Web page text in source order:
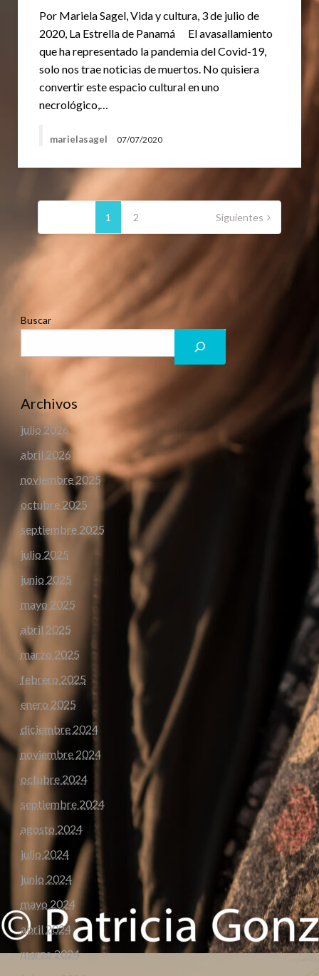
Por Mariela Sagel, Vida y cultura, 3 de julio de
2020, La Estrella de Panamá El avasallamiento
que ha representado la pandemia del Covid-19,
solo nos trae noticias de muertos. No quisiera
convertir este espacio cultural en uno
necrológico,…
marielasagel 07/07/2020
Paginación
entradas
1 2 Siguientes
Buscar
Archivos
julio 2026
abril 2026
noviembre 2025
octubre 2025
septiembre 2025
julio 2025
junio 2025
mayo 2025
abril 2025
marzo 2025
febrero 2025
enero 2025
diciembre 2024
noviembre 2024
octubre 2024
septiembre 2024
agosto 2024
julio 2024
junio 2024
mayo 2024
abril 2024
marzo 2024